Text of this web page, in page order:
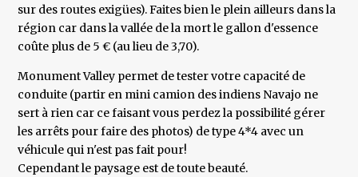
sur des routes exigües). Faites bien le plein ailleurs dans la
région car dans la vallée de la mort le gallon d'essence
coûte plus de 5 € (au lieu de 3,70).
Monument Valley permet de tester votre capacité de
conduite (partir en mini camion des indiens Navajo ne
sert à rien car ce faisant vous perdez la possibilité gérer
les arrêts pour faire des photos) de type 4*4 avec un
véhicule qui n'est pas fait pour!
Cependant le paysage est de toute beauté.